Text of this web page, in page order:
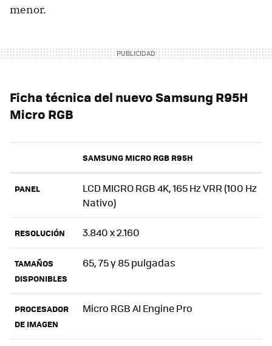
menor.
Ficha técnica del nuevo Samsung R95H
Micro RGB
SAMSUNG MICRO RGB R95H
PANEL
LCD MICRO RGB 4K, 165 Hz VRR (100 Hz
Nativo)
RESOLUCIÓN 3.840 x 2.160
TAMAÑOS
DISPONIBLES
65, 75 y 85 pulgadas
PROCESADOR
DE IMAGEN
Micro RGB AI Engine Pro